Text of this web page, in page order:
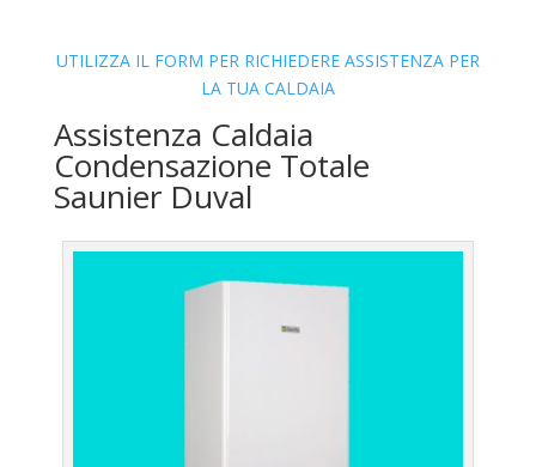
UTILIZZA IL FORM PER RICHIEDERE ASSISTENZA PER
LA TUA CALDAIA
Assistenza Caldaia
Condensazione Totale
Saunier Duval